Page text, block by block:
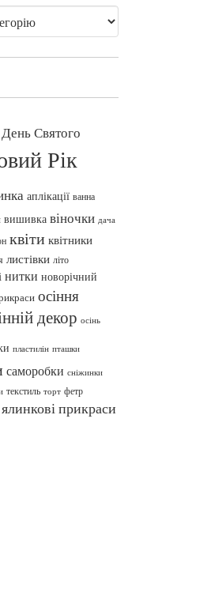
День Святого
Рік
аплікації ванна
вишивка віночки дача
квіти квітники
листівки літо
нитки новорічний
осіння
декор осінь
пластилін пташки
саморобки сніжинки
текстиль торт фетр
ялинкові прикраси